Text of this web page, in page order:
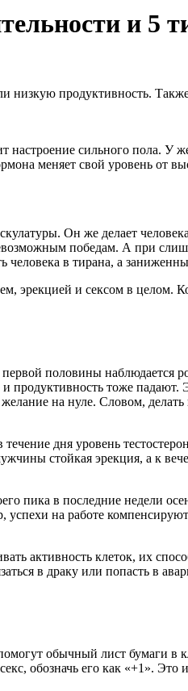
и 5
низкую продуктивность.
настроение сильного пола. У
меняет свой уровень от
Он же делает
победам. А при
человека в тирана, а
и сексом в целом.
половины наблюдается
продуктивность тоже
на нуле. Словом,
дня уровень
стойкая эрекция, а к
пика в последние недели
на работе
активность клеток, их
в драку или попасть в
обычный лист бумаги в
обозначь его как «+1». Это